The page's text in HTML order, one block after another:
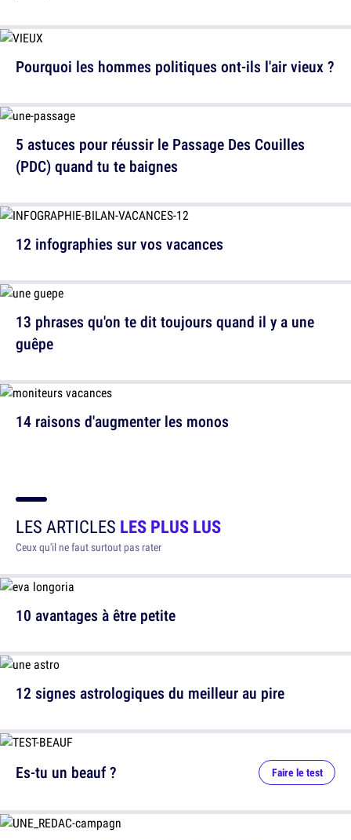
5 astuces pour réussir le Passage Des Couilles
(PDC) quand tu te baignes
13 phrases qu'on te dit toujours quand il y a une
guêpe
Pourquoi les hommes politiques ont-ils l'air vieux ?
12 infographies sur vos vacances
14 raisons d'augmenter les monos
LES ARTICLES LES PLUS LUS
Ceux qu'il ne faut surtout pas rater
10 avantages à être petite
12 signes astrologiques du meilleur au pire
Es-tu un beauf ? Faire le test